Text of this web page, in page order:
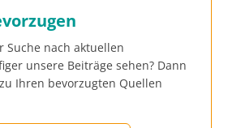
Suche nach aktuellen
unsere Beiträge sehen? Dann
Ihren bevorzugten Quellen